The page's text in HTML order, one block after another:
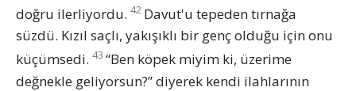
doğru ilerliyordu. 42 Davut'u tepeden tırnağa
süzdü. Kızıl saçlı, yakışıklı bir genç olduğu için onu
küçümsedi. 43 “Ben köpek miyim ki, üzerime
değnekle geliyorsun?” diyerek kendi ilahlarının